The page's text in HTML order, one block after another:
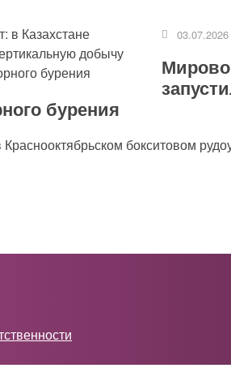
03.07.2026
бурения
Краснооктябрьском бокситовом